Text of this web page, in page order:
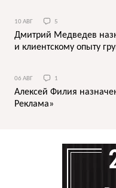
10 АВГ 5
Дмитрий Медведев
и клиентскому опыту
06 АВГ 1
Алексей Филия
Реклама»